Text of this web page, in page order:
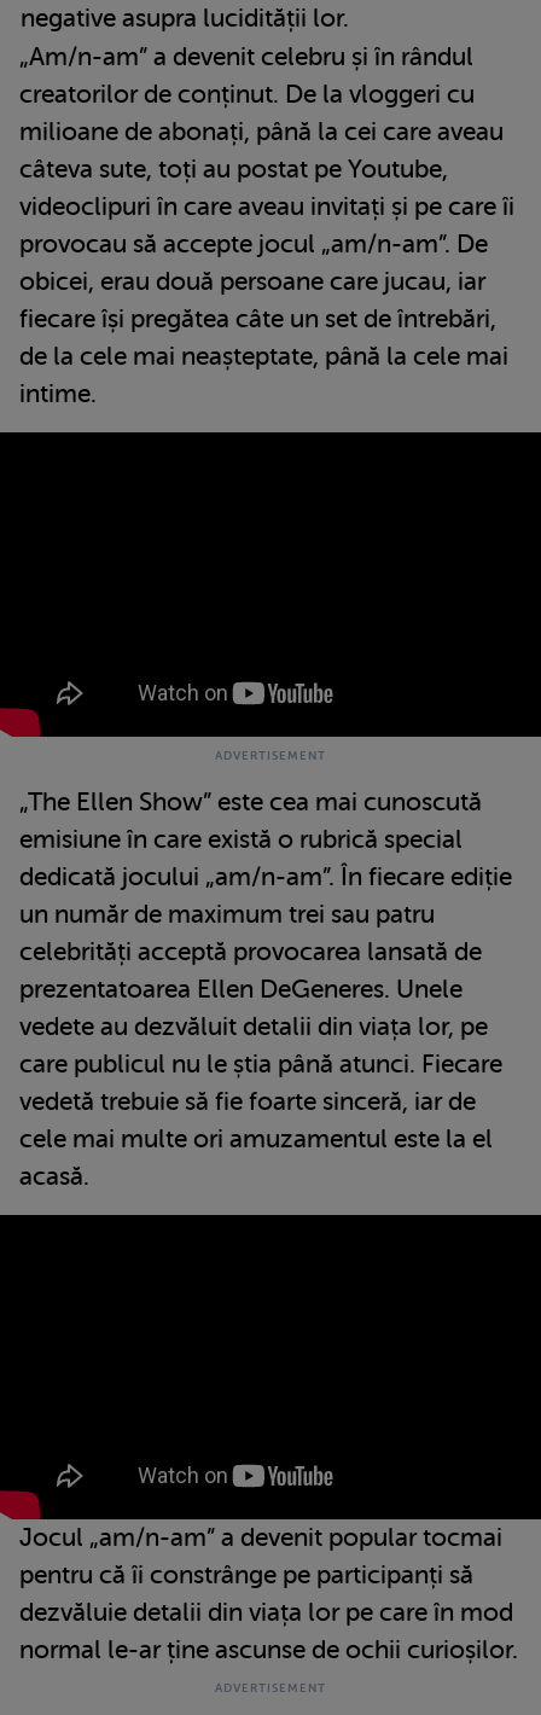
negative asupra lucidității lor.
„Am/n-am” a devenit celebru și în rândul
creatorilor de conținut. De la vloggeri cu
milioane de abonați, până la cei care aveau
câteva sute, toți au postat pe Youtube,
videoclipuri în care aveau invitați și pe care îi
provocau să accepte jocul „am/n-am”. De
obicei, erau două persoane care jucau, iar
fiecare își pregătea câte un set de întrebări,
de la cele mai neașteptate, până la cele mai
intime.
„The Ellen Show” este cea mai cunoscută
emisiune în care există o rubrică special
dedicată jocului „am/n-am”. În fiecare ediție
un număr de maximum trei sau patru
celebrități acceptă provocarea lansată de
prezentatoarea Ellen DeGeneres. Unele
vedete au dezvăluit detalii din viața lor, pe
care publicul nu le știa până atunci. Fiecare
vedetă trebuie să fie foarte sinceră, iar de
cele mai multe ori amuzamentul este la el
acasă.
Jocul „am/n-am” a devenit popular tocmai
pentru că îi constrânge pe participanți să
dezvăluie detalii din viața lor pe care în mod
normal le-ar ține ascunse de ochii curioșilor.